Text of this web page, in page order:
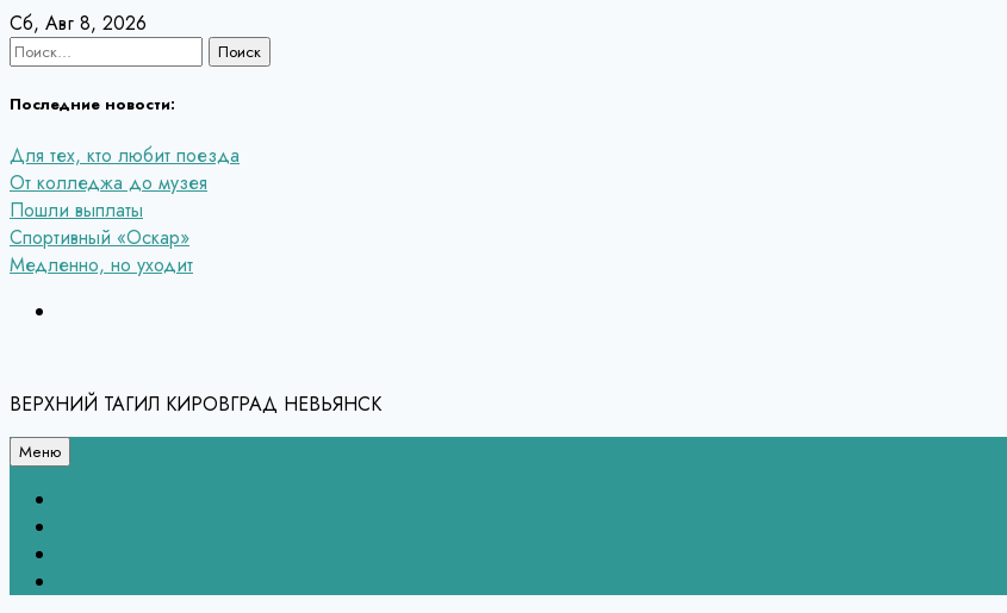
Перейти
к
Сб, Авг 8, 2026
Найти:
Последние новости:
Для тех, кто любит поезда
От колледжа до музея
Пошли выплаты
Спортивный «Оскар»
Медленно, но уходит
ВЕРХНИЙ ТАГИЛ КИРОВГРАД НЕВЬЯНСК
Меню